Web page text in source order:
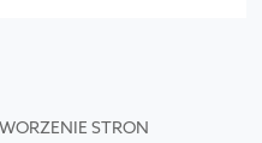
STRON